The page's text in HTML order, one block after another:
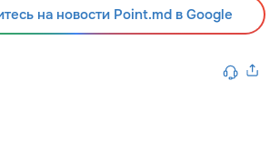
на новости Point.md в Google